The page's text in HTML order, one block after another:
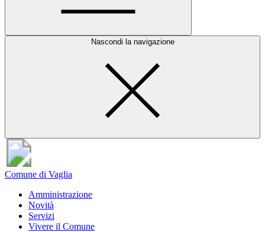
Nascondi la navigazione
Comune di Vaglia
Amministrazione
Novità
Servizi
Vivere il Comune